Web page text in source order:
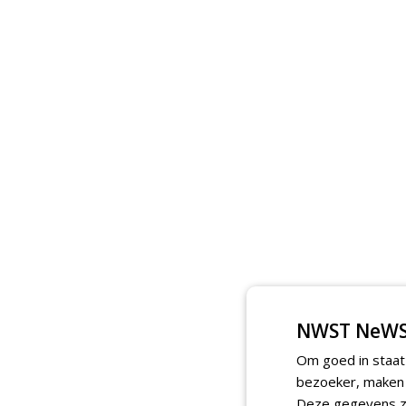
NWST
Om goed in
bezoeker,